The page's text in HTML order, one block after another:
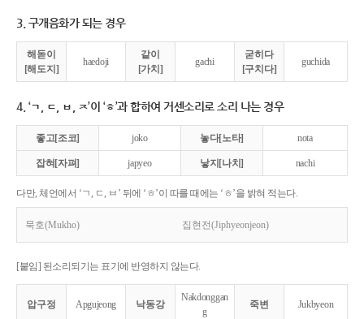
3. 구개음화가 되는 경우
해돋이
[해도지]
haedoji
같이
[가치]
gachi
굳히다
[구치다]
guchida
4. ‘ㄱ, ㄷ, ㅂ, ㅈ’이 ‘ㅎ’과 합하여 거센소리로 소리 나는 경우
좋고[조코] joko 놓다[노타] nota
잡혀[자펴] japyeo 낳지[나치] nachi
다만, 체언에서 ‘ㄱ, ㄷ, ㅂ’ 뒤에 ‘ㅎ’이 따를 때에는 ‘ㅎ’을 밝혀 적는다.
묵호(Mukho) 집현전(Jiphyeonjeon)
[붙임] 된소리되기는 표기에 반영하지 않는다.
압구정 Apgujeong 낙동강
Nakdonggan
g
죽변 Jukbyeon